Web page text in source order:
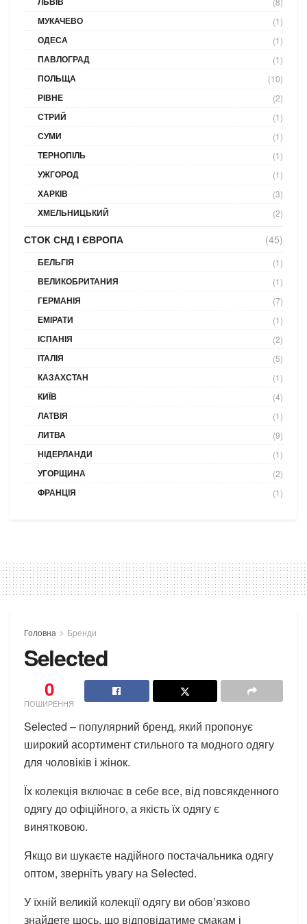
МУКАЧЕВО (1)
ОДЕСА (1)
ПАВЛОГРАД (1)
ПОЛЬЩА (10)
РІВНЕ (2)
СТРИЙ (1)
СУМИ (1)
ТЕРНОПІЛЬ (1)
УЖГОРОД (1)
ХАРКІВ (3)
ХМЕЛЬНИЦЬКИЙ (2)
СТОК СНД І ЄВРОПА (45)
БЕЛЬГІЯ (1)
ВЕЛИКОБРИТАНИЯ (1)
ГЕРМАНІЯ (7)
ЕМІРАТИ (1)
ІСПАНІЯ (2)
ІТАЛІЯ (5)
КАЗАХСТАН (1)
КИЇВ (4)
ЛАТВІЯ (1)
ЛИТВА (9)
НІДЕРЛАНДИ (1)
УГОРЩИНА (2)
ФРАНЦІЯ (1)
Головна Бренди
Selected
0
ПОШИРЕННЯ
Selected – популярний бренд, який пропонує
широкий асортимент стильного та модного одягу
для чоловіків і жінок.
Їх колекція включає в себе все, від повсякденного
одягу до офіційного, а якість їх одягу є
винятковою.
Якщо ви шукаєте надійного постачальника одягу
оптом, зверніть увагу на Selected.
У їхній великій колекції одягу ви обов’язково
знайдете щось, що відповідатиме смакам і